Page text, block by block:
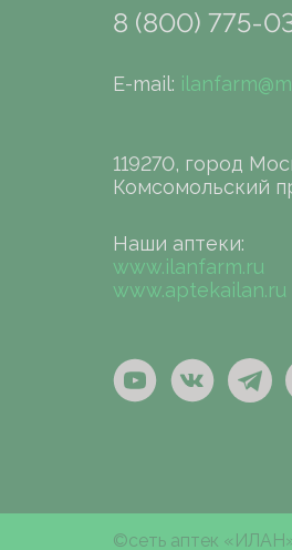
8 (800) 775-
E-mail:
119270, город
Комсомольский
Наши аптеки:
www.ilanfarm.ru
www.aptekailan.ru
©сеть аптек